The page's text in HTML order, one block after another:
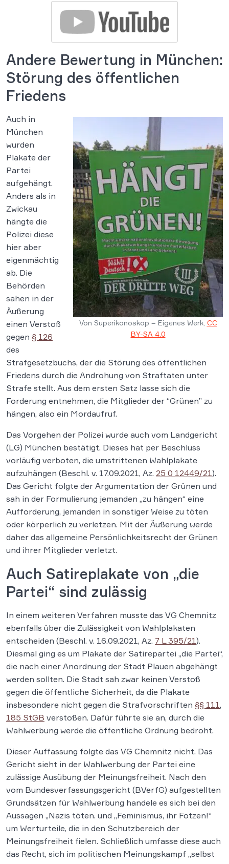
Andere Bewertung in München:
Störung des öffentlichen
Friedens
Von Superikonoskop – Eigenes Werk, CC
BY-SA 4.0
Auch in
München
wurden
Plakate der
Partei
aufgehängt.
Anders als in
Zwickau
hängte die
Polizei diese
hier aber
eigenmächtig
ab. Die
Behörden
sahen in der
Äußerung
einen Verstoß
gegen § 126
des
Strafgesetzbuchs, der die Störung des öffentlichen
Friedens durch die Androhung von Straftaten unter
Strafe stellt. Aus dem ersten Satz lasse sich die
Forderung entnehmen, die Mitglieder der “Grünen” zu
hängen, also ein Mordaufruf.
Das Vorgehen der Polizei wurde auch vom Landgericht
(LG) München bestätigt. Dieses hat per Beschluss
vorläufig verboten, die umstrittenen Wahlplakate
aufzuhängen (Beschl. v. 17.09.2021, Az. 25 0 12449/21).
Das Gericht folgte der Argumentation der Grünen und
sah in der Formulierung jemanden „zu hängen“ eine
Aufforderung, jemanden in sonstiger Weise zu töten
oder körperlich zu verletzen. Mit der Äußerung werde
daher das allgemeine Persönlichkeitsrecht der Grünen
und ihrer Mitglieder verletzt.
Auch Satireplakate von „die
Partei“ sind zulässig
In einem weiteren Verfahren musste das VG Chemnitz
ebenfalls über die Zulässigkeit von Wahlplakaten
entscheiden (Beschl. v. 16.09.2021, Az. 7 L 395/21).
Diesmal ging es um Plakate der Satirepartei „die Partei“,
die nach einer Anordnung der Stadt Plauen abgehängt
werden sollten. Die Stadt sah zwar keinen Verstoß
gegen die öffentliche Sicherheit, da die Plakate
insbesondere nicht gegen die Strafvorschriften §§ 111,
185 StGB verstoßen. Dafür führte sie an, durch die
Wahlwerbung werde die öffentliche Ordnung bedroht.
Dieser Auffassung folgte das VG Chemnitz nicht. Das
Gericht sieht in der Wahlwerbung der Partei eine
zulässige Ausübung der Meinungsfreiheit. Nach den
vom Bundesverfassungsgericht (BVerfG) aufgestellten
Grundsätzen für Wahlwerbung handele es sich bei den
Aussagen „Nazis töten. und „Feminismus, ihr Fotzen!“
um Werturteile, die in den Schutzbereich der
Meinungsfreiheit fielen. Schließlich umfasse diese auch
das Recht, sich im politischen Meinungskampf „selbst